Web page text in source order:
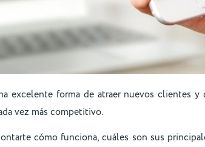
excelente forma de atraer nuevos clientes
vez más competitivo.
cómo funciona, cuáles son sus